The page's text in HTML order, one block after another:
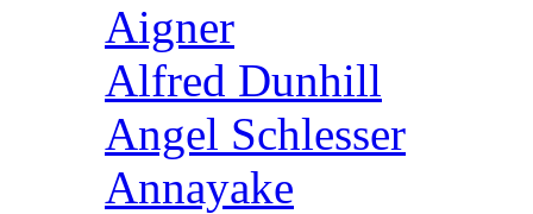
Aigner
Alfred Dunhill
Angel Schlesser
Annayake